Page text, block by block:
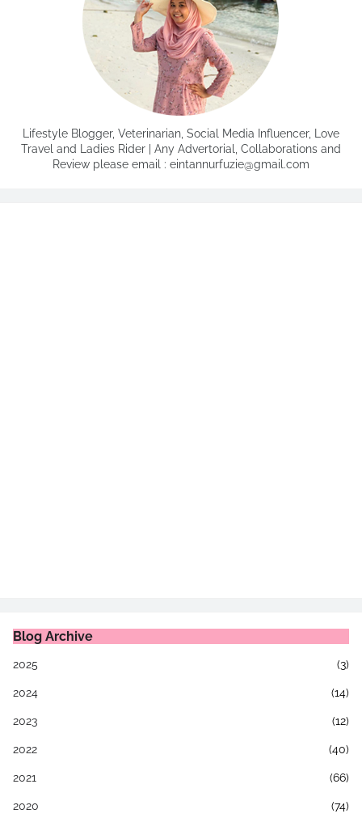
Lifestyle Blogger, Veterinarian, Social Media Influencer, Love
Travel and Ladies Rider | Any Advertorial, Collaborations and
Review please email : eintannurfuzie@gmail.com
Blog Archive
2025 (3)
2024 (14)
2023 (12)
2022 (40)
2021 (66)
2020 (74)